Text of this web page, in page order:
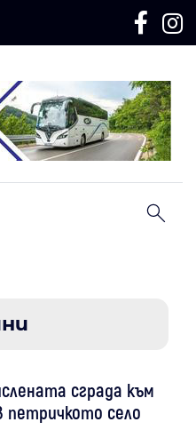
сграда към
петричкото село